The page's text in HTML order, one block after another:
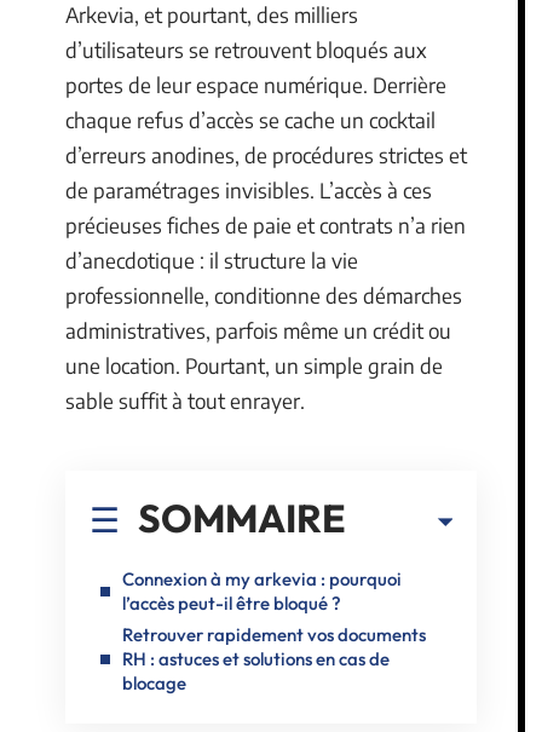
Arkevia, et pourtant, des milliers
d’utilisateurs se retrouvent bloqués aux
portes de leur espace numérique. Derrière
chaque refus d’accès se cache un cocktail
d’erreurs anodines, de procédures strictes et
de paramétrages invisibles. L’accès à ces
précieuses fiches de paie et contrats n’a rien
d’anecdotique : il structure la vie
professionnelle, conditionne des démarches
administratives, parfois même un crédit ou
une location. Pourtant, un simple grain de
sable suffit à tout enrayer.
SOMMAIRE
Connexion à my arkevia : pourquoi
l’accès peut-il être bloqué ?
Retrouver rapidement vos documents
RH : astuces et solutions en cas de
blocage